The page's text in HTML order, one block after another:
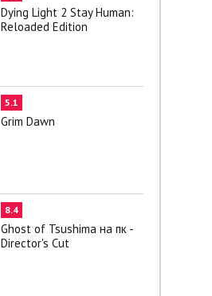
Dying Light 2 Stay Human:
Reloaded Edition
5.1
Grim Dawn
8.4
Ghost of Tsushima на пк -
Director's Cut